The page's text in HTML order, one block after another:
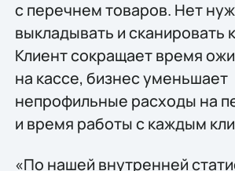
с перечнем товаров. Нет
выкладывать и сканировать
Клиент сокращает время
на кассе, бизнес уменьшает
непрофильные расходы на
и время работы с каждым
«По нашей внутренней